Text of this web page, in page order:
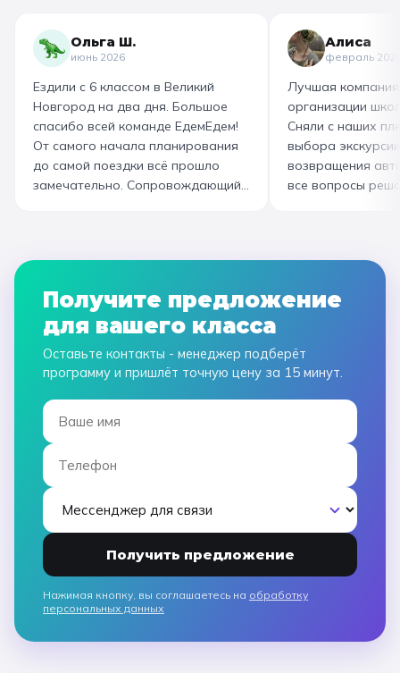
маршрут для себя, настолько
интересно и насыщенно было.
Огромная благодарность
организатору! Вы лучшие: от
выбора супер-маршрута, питания,
гостиницы, тайминга, до
интересного экскурсовода и
приятного водителя. Всё на
высшем уровне 👌
гигантский
изготовили
слоёного теста,
со скоморохом,
загадками. В
горячие
производстве
вкусный и
Ольга Ш.
июнь 2026
Ездили с 6 классом в Великий
Новгород на два дня. Большое
спасибо всей команде ЕдемЕдем!
От самого начала планирования
до самой поездки всё прошло
замечательно. Сопровождающий
чистые, комфортные, отель и
необычные театрализованные
экскурсии и мастер-классы не
ни взрослых!
Алиса
февраль
Лучшая
организации
Сняли с наших
выбора
возвращения
все вопросы
которая
облегчением!
прощаемся!
Получите предложение
для вашего класса
Оставьте контакты - менеджер подберёт
программу и пришлёт точную цену за 15 минут.
Получить предложение
Нажимая кнопку, вы соглашаетесь на обработку
персональных данных